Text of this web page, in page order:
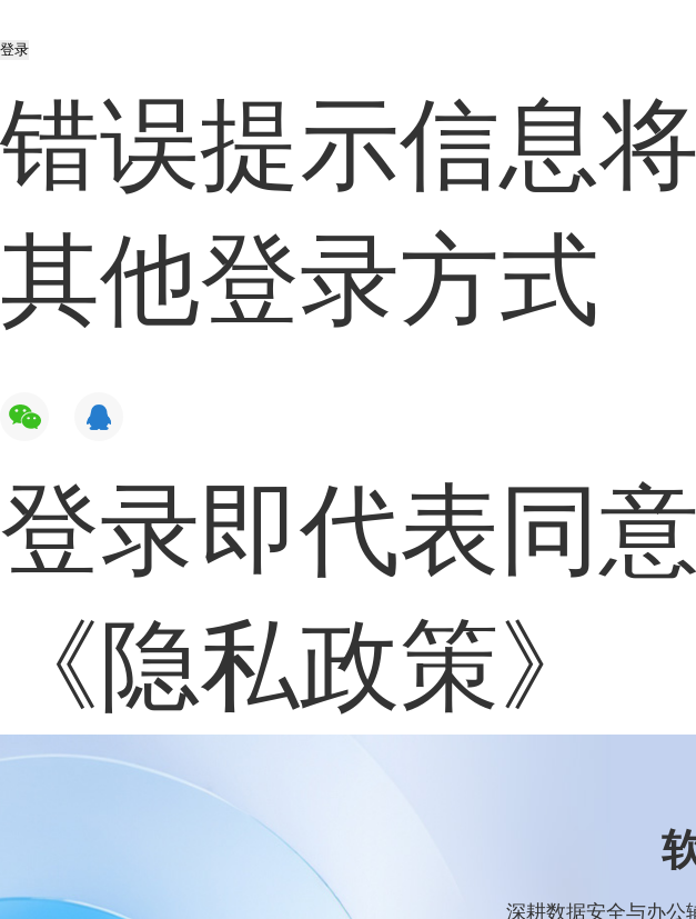
登录
错误提示信息
其他登录方式
登录即代表同意
《隐私政策》
深耕数据安全与办公